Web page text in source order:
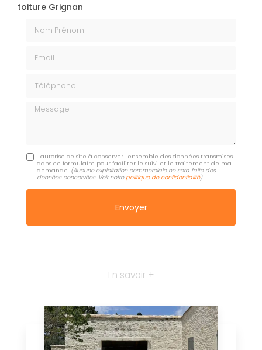
toiture Grignan
Nom Prénom
Email
Téléphone
Message
J'autorise ce site à conserver l'ensemble des données transmises
dans ce formulaire pour faciliter le suivi et le traitement de ma
demande. (Aucune exploitation commerciale ne sera faite des
données concervées. Voir notrepolitique de confidentialité)
En savoir +